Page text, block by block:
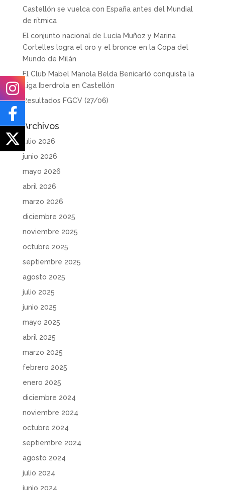
Castellón se vuelca con España antes del Mundial
de rítmica
El conjunto nacional de Lucía Muñoz y Marina
Cortelles logra el oro y el bronce en la Copa del
Mundo de Milán
El Club Mabel Manola Belda Benicarló conquista la
Liga Iberdrola en Castellón
Resultados FGCV (27/06)
Archivos
julio 2026
junio 2026
mayo 2026
abril 2026
marzo 2026
diciembre 2025
noviembre 2025
octubre 2025
septiembre 2025
agosto 2025
julio 2025
junio 2025
mayo 2025
abril 2025
marzo 2025
febrero 2025
enero 2025
diciembre 2024
noviembre 2024
octubre 2024
septiembre 2024
agosto 2024
julio 2024
junio 2024